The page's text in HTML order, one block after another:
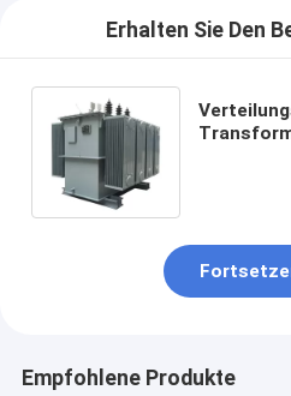
Erhalten Sie Den
Empfohlene Produkte